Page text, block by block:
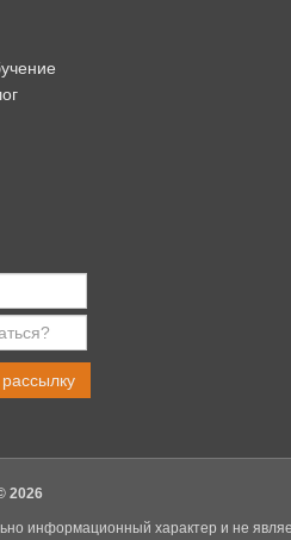
2026
информационный характер и не